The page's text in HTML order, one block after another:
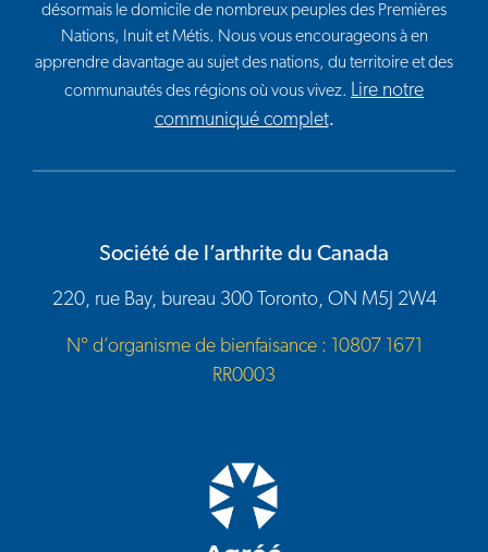
désormais le domicile de nombreux peuples des Premières
Nations, Inuit et Métis. Nous vous encourageons à en
apprendre davantage au sujet des nations, du territoire et des
communautés des régions où vous vivez. Lire notre
communiqué complet.
Société de l’arthrite du Canada
220, rue Bay, bureau 300 Toronto, ON M5J 2W4
N° d’organisme de bienfaisance : 10807 1671
RR0003